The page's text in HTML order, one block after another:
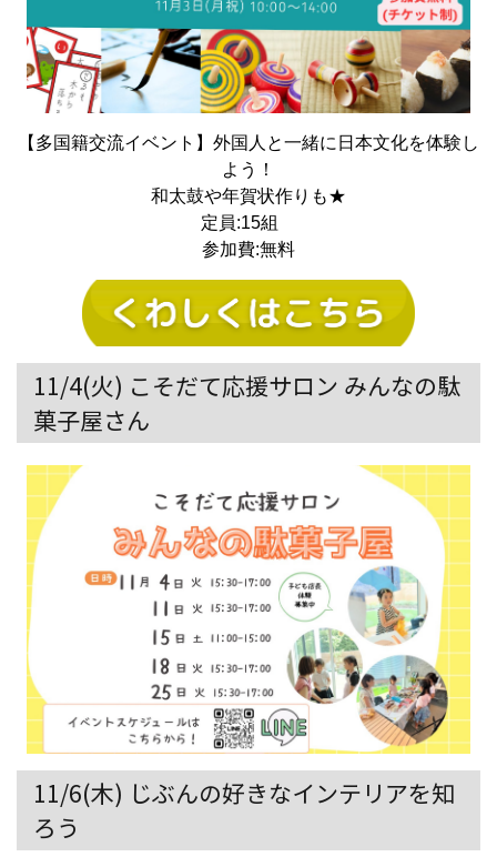
【多国籍交流イベント】外国人と一緒に日本文化を体験し
よう！
和太鼓や年賀状作りも★
定員:15組
参加費:無料
11/4(火) こそだて応援サロン みんなの駄
菓子屋さん
11/6(木) じぶんの好きなインテリアを知
ろう